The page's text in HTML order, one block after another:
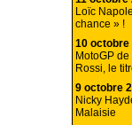
Loïc
chance » !
10 octobre
MotoGP
Rossi, le
9 octobre
Nicky
Malaisie